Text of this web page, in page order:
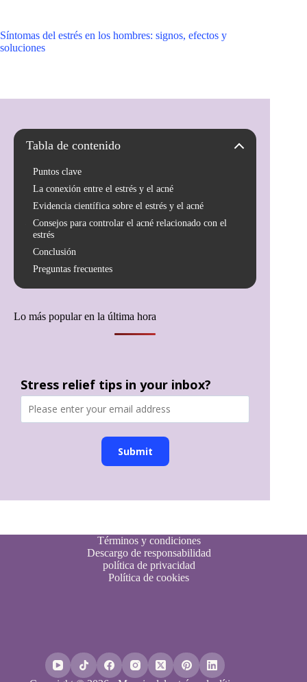
Síntomas del estrés en los hombres: signos, efectos y
soluciones
Tabla de contenido
Puntos clave
La conexión entre el estrés y el acné
Evidencia científica sobre el estrés y el acné
Consejos para controlar el acné relacionado con el
estrés
Conclusión
Preguntas frecuentes
Lo más popular en la última hora
Stress relief tips in your inbox?
Submit
Términos y condiciones
Descargo de responsabilidad
política de privacidad
Política de cookies